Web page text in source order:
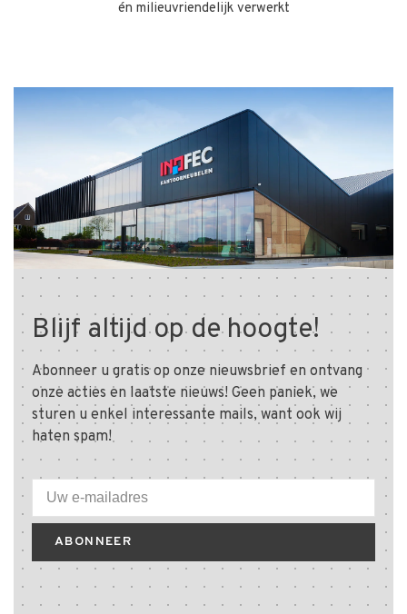
én milieuvriendelijk verwerkt
Blijf altijd op de hoogte!
Abonneer u gratis op onze nieuwsbrief en ontvang
onze acties en laatste nieuws! Geen paniek, we
sturen u enkel interessante mails, want ook wij
haten spam!
ABONNEER